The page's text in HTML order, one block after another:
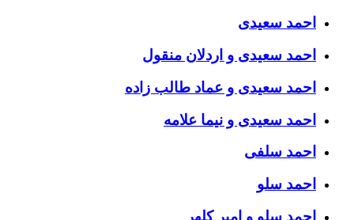
احمد سعیدی
احمد سعیدی و اردلان منقول
احمد سعیدی و عماد طالب زاده
احمد سعیدی و نیما علامه
احمد سلفی
احمد سلو
احمد سلو و امیر کلهر